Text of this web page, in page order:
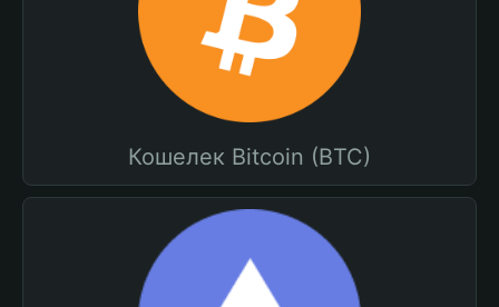
Кошелек Bitcoin (BTC)